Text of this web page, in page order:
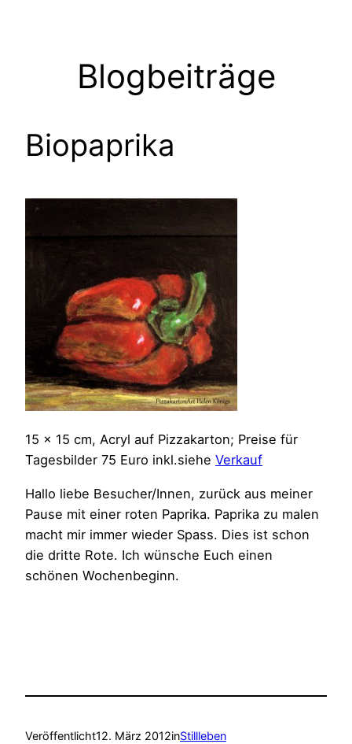
Blogbeiträge
Biopaprika
15 x 15 cm, Acryl auf Pizzakarton; Preise für
Tagesbilder 75 Euro inkl.siehe Verkauf
Hallo liebe Besucher/Innen, zurück aus meiner
Pause mit einer roten Paprika. Paprika zu malen
macht mir immer wieder Spass. Dies ist schon
die dritte Rote. Ich wünsche Euch einen
schönen Wochenbeginn.
Veröffentlicht12. März 2012inStillleben